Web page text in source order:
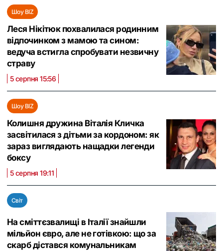
Шоу BIZ
Леся Нікітюк похвалилася родинним
відпочинком з мамою та сином:
ведуча встигла спробувати незвичну
страву
5 серпня 15:56
Шоу BIZ
Колишня дружина Віталія Кличка
засвітилася з дітьми за кордоном: як
зараз виглядають нащадки легенди
боксу
5 серпня 19:11
Світ
На сміттєзвалищі в Італії знайшли
мільйон євро, але не готівкою: що за
скарб дістався комунальникам